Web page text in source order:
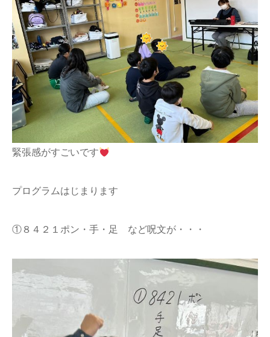
緊張感がすごいです
プログラムはじまります
①８４２１ポン・手・足 など呪文が・・・